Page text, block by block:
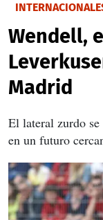
Wendell,
Madrid
El lateral zurdo
en un futuro